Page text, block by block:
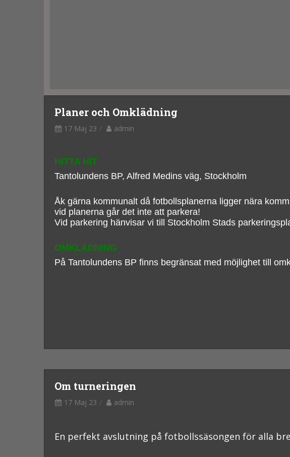
Planer och Omklädning
17 Maj 23 admin
HITTA HIT
Tantolundens BP, Alfred Medins väg, Stockholm
Åk gärna kommunalt då fotbollsplanerna ligger nära
vid planerna går det inte att parkera!
Vid parkering hänvisar vi till Stockholm Stads
OMKLÄDNING
På Tantolundens BP finns begränsat med möjlighet till
Om turneringen
17 Maj 23 admin
En perfekt avslutning på fotbollssäsongen för alla